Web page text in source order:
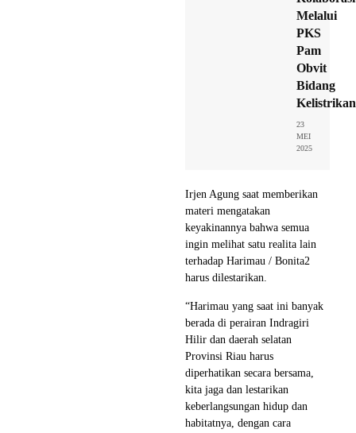
Melalui
PKS
Pam
Obvit
Bidang
Kelistrikan
23
MEI
2025
Irjen Agung saat memberikan
materi mengatakan
keyakinannya bahwa semua
ingin melihat satu realita lain
terhadap Harimau / Bonita2
harus dilestarikan.
“Harimau yang saat ini banyak
berada di perairan Indragiri
Hilir dan daerah selatan
Provinsi Riau harus
diperhatikan secara bersama,
kita jaga dan lestarikan
keberlangsungan hidup dan
habitatnya, dengan cara